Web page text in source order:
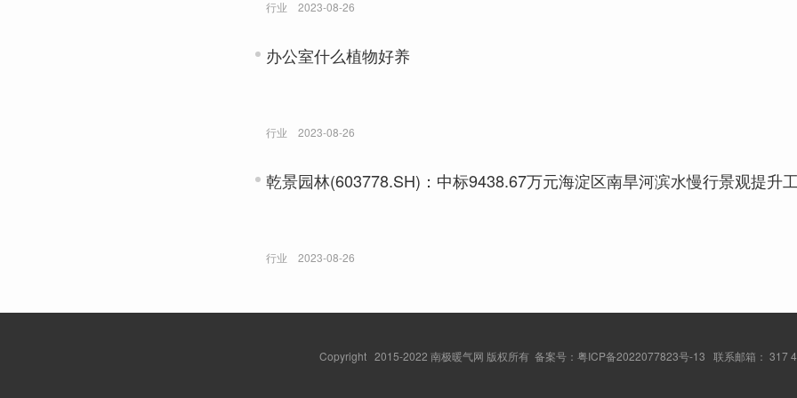
行业 2023-08-26
办公室什么植物好养
行业 2023-08-26
乾景园林(603778.SH)：中标9438.67万元海淀区南旱河滨水慢行景观提升
行业 2023-08-26
Copyright 2015-2022 南极暖气网 版权所有 备案号： 粤ICP备2022077823号-13 联系邮箱： 317